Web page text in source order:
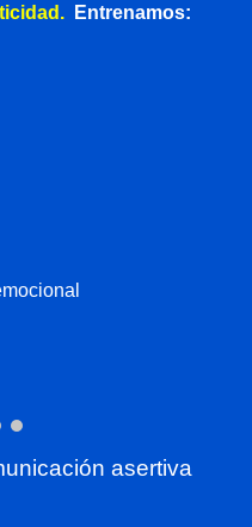
Entrenamos:
asertiva